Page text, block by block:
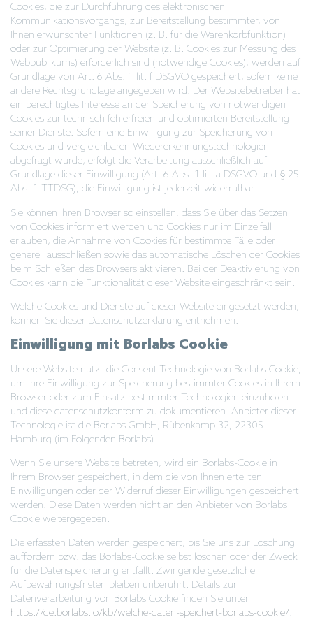
Cookies, die zur Durchführung des elektronischen
Kommunikationsvorgangs, zur Bereitstellung bestimmter, von
Ihnen erwünschter Funktionen (z. B. für die Warenkorbfunktion)
oder zur Optimierung der Website (z. B. Cookies zur Messung des
Webpublikums) erforderlich sind (notwendige Cookies), werden auf
Grundlage von Art. 6 Abs. 1 lit. f DSGVO gespeichert, sofern keine
andere Rechtsgrundlage angegeben wird. Der Websitebetreiber hat
ein berechtigtes Interesse an der Speicherung von notwendigen
Cookies zur technisch fehlerfreien und optimierten Bereitstellung
seiner Dienste. Sofern eine Einwilligung zur Speicherung von
Cookies und vergleichbaren Wiedererkennungstechnologien
abgefragt wurde, erfolgt die Verarbeitung ausschließlich auf
Grundlage dieser Einwilligung (Art. 6 Abs. 1 lit. a DSGVO und § 25
Abs. 1 TTDSG); die Einwilligung ist jederzeit widerrufbar.
Sie können Ihren Browser so einstellen, dass Sie über das Setzen
von Cookies informiert werden und Cookies nur im Einzelfall
erlauben, die Annahme von Cookies für bestimmte Fälle oder
generell ausschließen sowie das automatische Löschen der Cookies
beim Schließen des Browsers aktivieren. Bei der Deaktivierung von
Cookies kann die Funktionalität dieser Website eingeschränkt sein.
Welche Cookies und Dienste auf dieser Website eingesetzt werden,
können Sie dieser Datenschutzerklärung entnehmen.
Einwilligung mit Borlabs Cookie
Unsere Website nutzt die Consent-Technologie von Borlabs Cookie,
um Ihre Einwilligung zur Speicherung bestimmter Cookies in Ihrem
Browser oder zum Einsatz bestimmter Technologien einzuholen
und diese datenschutzkonform zu dokumentieren. Anbieter dieser
Technologie ist die Borlabs GmbH, Rübenkamp 32, 22305
Hamburg (im Folgenden Borlabs).
Wenn Sie unsere Website betreten, wird ein Borlabs-Cookie in
Ihrem Browser gespeichert, in dem die von Ihnen erteilten
Einwilligungen oder der Widerruf dieser Einwilligungen gespeichert
werden. Diese Daten werden nicht an den Anbieter von Borlabs
Cookie weitergegeben.
Die erfassten Daten werden gespeichert, bis Sie uns zur Löschung
auffordern bzw. das Borlabs-Cookie selbst löschen oder der Zweck
für die Datenspeicherung entfällt. Zwingende gesetzliche
Aufbewahrungsfristen bleiben unberührt. Details zur
Datenverarbeitung von Borlabs Cookie finden Sie unter
https://de.borlabs.io/kb/welche-daten-speichert-borlabs-cookie/.